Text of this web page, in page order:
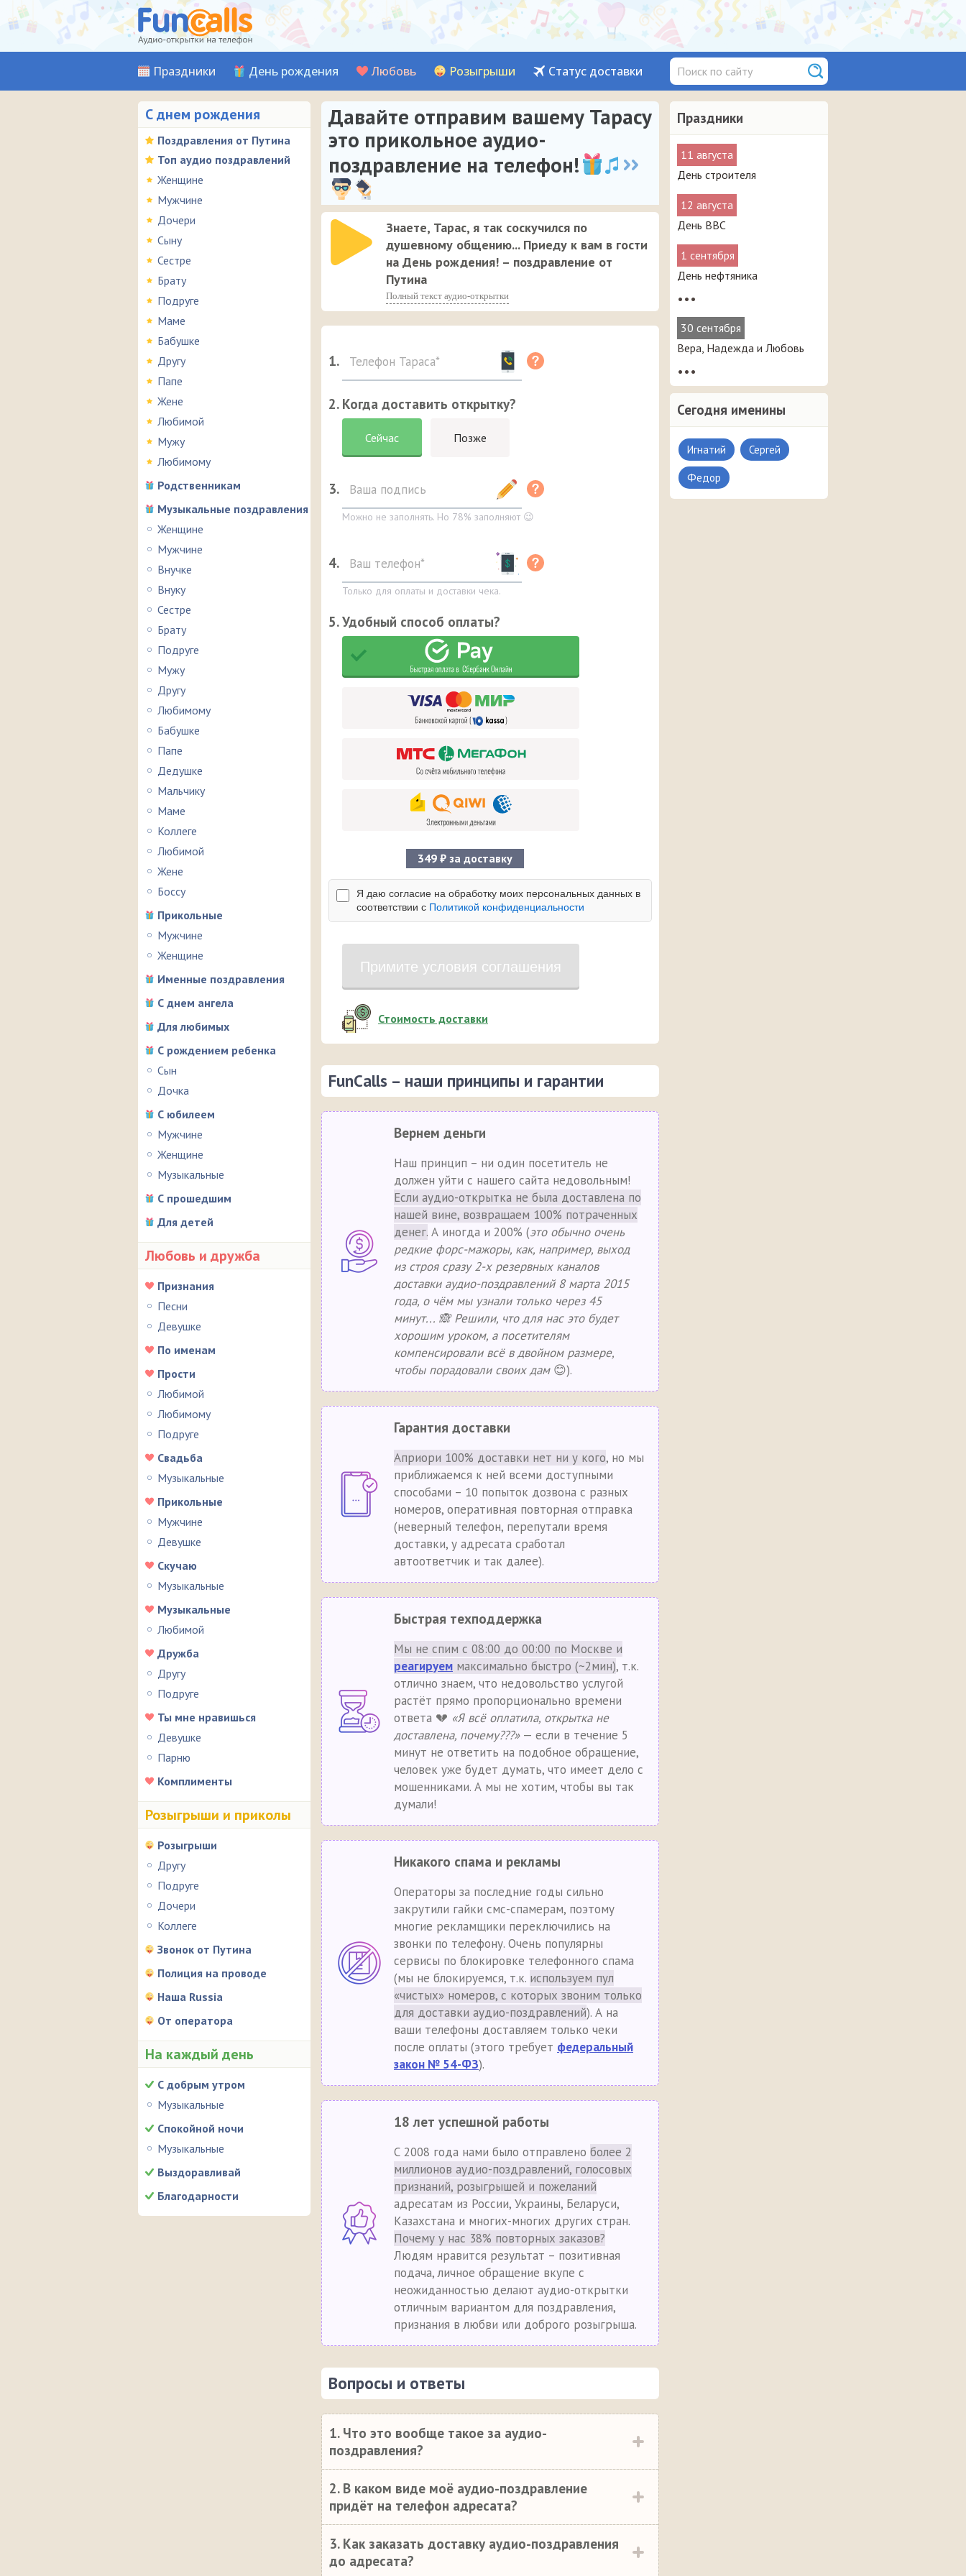
Праздники День рождения Любовь Розыгрыши Статус доставки
С днем рождения
Поздравления от Путина
Топ аудио поздравлений
Женщине
Мужчине
Дочери
Сыну
Сестре
Брату
Подруге
Маме
Бабушке
Другу
Папе
Жене
Любимой
Мужу
Любимому
Родственникам
Музыкальные поздравления
Женщине
Мужчине
Внучке
Внуку
Сестре
Брату
Подруге
Мужу
Другу
Любимому
Бабушке
Папе
Дедушке
Мальчику
Маме
Коллеге
Любимой
Жене
Боссу
Прикольные
Мужчине
Женщине
Именные поздравления
С днем ангела
Для любимых
С рождением ребенка
Сын
Дочка
С юбилеем
Мужчине
Женщине
Музыкальные
С прошедшим
Для детей
Любовь и дружба
Признания
Песни
Девушке
По именам
Прости
Любимой
Любимому
Подруге
Свадьба
Музыкальные
Прикольные
Мужчине
Девушке
Скучаю
Музыкальные
Музыкальные
Любимой
Дружба
Другу
Подруге
Ты мне нравишься
Девушке
Парню
Комплименты
Розыгрыши и приколы
Розыгрыши
Другу
Подруге
Дочери
Коллеге
Звонок от Путина
Полиция на проводе
Наша Russia
От оператора
На каждый день
С добрым утром
Музыкальные
Спокойной ночи
Музыкальные
Выздоравливай
Благодарности
Праздники
11 августа
День строителя
12 августа
День ВВС
1 сентября
День нефтяника
•••
30 сентября
Вера, Надежда и Любовь
•••
Сегодня именины
Игнатий Сергей
Федор
Давайте отправим вашему Тарасу
это прикольное аудио-
поздравление на телефон!
Знаете, Тарас, я так соскучился по
душевному общению... Приеду к вам в гости
на День рождения! – поздравление от
Путина
Полный текст аудио-открытки
1.
2. Когда доставить открытку?
Сейчас Позже
3.
Можно не заполнять. Но 78% заполняют 😉
4.
Только для оплаты и доставки чека.
5. Удобный способ оплаты?
349 ₽ за доставку
Я даю согласие на обработку моих персональных данных в
соответствии с Политикой конфиденциальности
Примите условия соглашения
Стоимость доставки
FunCalls – наши принципы и гарантии
Вернем деньги
Наш принцип – ни один посетитель не
должен уйти с нашего сайта недовольным!
Если аудио-открытка не была доставлена по
нашей вине, возвращаем 100% потраченных
денег. А иногда и 200% (это обычно очень
редкие форс-мажоры, как, например, выход
из строя сразу 2-х резервных каналов
доставки аудио-поздравлений 8 марта 2015
года, о чём мы узнали только через 45
минут... 🙈 Решили, что для нас это будет
хорошим уроком, а посетителям
компенсировали всё в двойном размере,
чтобы порадовали своих дам😊).
Гарантия доставки
Априори 100% доставки нет ни у кого, но мы
приближаемся к ней всеми доступными
способами – 10 попыток дозвона с разных
номеров, оперативная повторная отправка
(неверный телефон, перепутали время
доставки, у адресата сработал
автоответчик и так далее).
Быстрая техподдержка
Мы не спим с 08:00 до 00:00 по Москве и
реагируем максимально быстро (~2мин), т.к.
отлично знаем, что недовольство услугой
растёт прямо пропорционально времени
ответа 💔 «Я всё оплатила, открытка не
доставлена, почему???»— если в течение 5
минут не ответить на подобное обращение,
человек уже будет думать, что имеет дело с
мошенниками. А мы не хотим, чтобы вы так
думали!
Никакого спама и рекламы
Операторы за последние годы сильно
закрутили гайки смс-спамерам, поэтому
многие рекламщики переключились на
звонки по телефону. Очень популярны
сервисы по блокировке телефонного спама
(мы не блокируемся, т.к. используем пул
«чистых» номеров, с которых звоним только
для доставки аудио-поздравлений). А на
ваши телефоны доставляем только чеки
после оплаты (этого требует федеральный
закон № 54-ФЗ).
18 лет успешной работы
С 2008 года нами было отправлено более 2
миллионов аудио-поздравлений, голосовых
признаний, розыгрышей и пожеланий
адресатам из России, Украины, Беларуси,
Казахстана и многих-многих других стран.
Почему у нас 38% повторных заказов?
Людям нравится результат – позитивная
подача, личное обращение вкупе с
неожиданностью делают аудио-открытки
отличным вариантом для поздравления,
признания в любви или доброго розыгрыша.
Вопросы и ответы
1. Что это вообще такое за аудио-
поздравления?
2. В каком виде моё аудио-поздравление
придёт на телефон адресата?
3. Как заказать доставку аудио-поздравления
до адресата?